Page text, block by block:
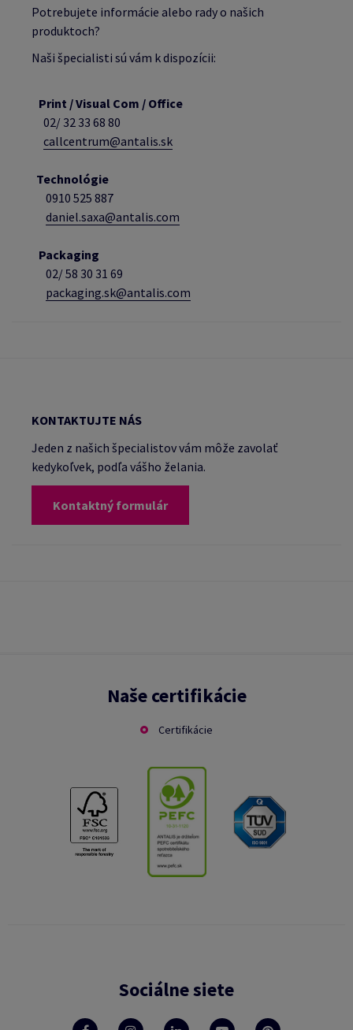
Potrebujete informácie alebo rady o našich
produktoch?
Naši špecialisti sú vám k dispozícii:
Print / Visual Com / Office
02/ 32 33 68 80
callcentrum@antalis.sk
Technológie
0910 525 887
daniel.saxa@antalis.com
Packaging
02/58 30 31 69
packaging.sk@antalis.com
KONTAKTUJTE NÁS
Jeden z našich špecialistov vám môže zavolať
kedykoľvek, podľa vášho želania.
Kontaktný formulár
Naše certifikácie
Certifikácie
Sociálne siete